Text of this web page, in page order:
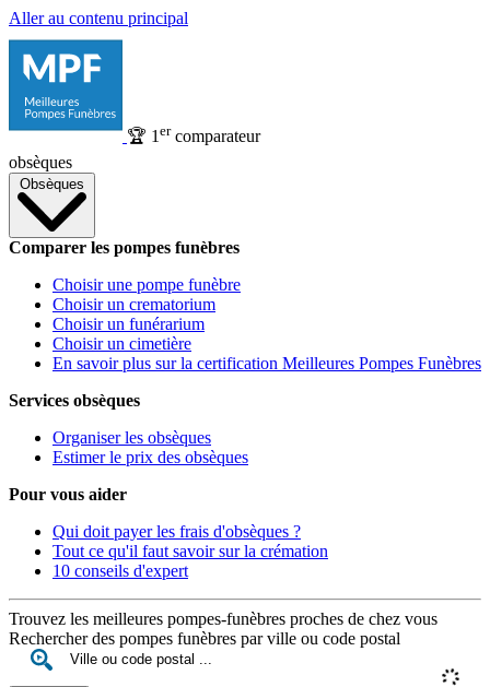
Aller au contenu principal
🏆 1 ercomparateur
obsèques
Obsèques
Comparer les pompes funèbres
Choisir une pompe funèbre
Choisir un crematorium
Choisir un funérarium
Choisir un cimetière
En savoir plus sur la certification Meilleures Pompes Funèbres
Services obsèques
Organiser les obsèques
Estimer le prix des obsèques
Pour vous aider
Qui doit payer les frais d'obsèques ?
Tout ce qu'il faut savoir sur la crémation
10 conseils d'expert
Trouvez les meilleures pompes-funèbres proches de chez vous
Rechercher des pompes funèbres par ville ou code postal